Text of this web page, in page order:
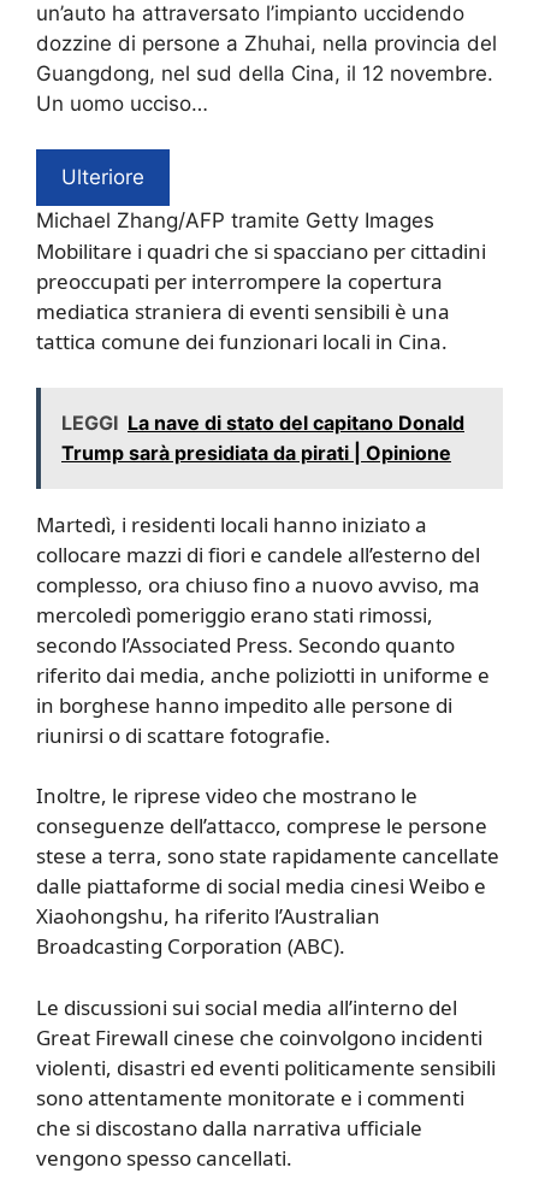
un’auto ha attraversato l’impianto uccidendo
dozzine di persone a Zhuhai, nella provincia del
Guangdong, nel sud della Cina, il 12 novembre.
Un uomo ucciso…
Ulteriore
Michael Zhang/AFP tramite Getty Images
Mobilitare i quadri che si spacciano per cittadini
preoccupati per interrompere la copertura
mediatica straniera di eventi sensibili è una
tattica comune dei funzionari locali in Cina.
LEGGI La nave di stato del capitano Donald
Trump sarà presidiata da pirati | Opinione
Martedì, i residenti locali hanno iniziato a
collocare mazzi di fiori e candele all’esterno del
complesso, ora chiuso fino a nuovo avviso, ma
mercoledì pomeriggio erano stati rimossi,
secondo l’Associated Press. Secondo quanto
riferito dai media, anche poliziotti in uniforme e
in borghese hanno impedito alle persone di
riunirsi o di scattare fotografie.
Inoltre, le riprese video che mostrano le
conseguenze dell’attacco, comprese le persone
stese a terra, sono state rapidamente cancellate
dalle piattaforme di social media cinesi Weibo e
Xiaohongshu, ha riferito l’Australian
Broadcasting Corporation (ABC).
Le discussioni sui social media all’interno del
Great Firewall cinese che coinvolgono incidenti
violenti, disastri ed eventi politicamente sensibili
sono attentamente monitorate e i commenti
che si discostano dalla narrativa ufficiale
vengono spesso cancellati.